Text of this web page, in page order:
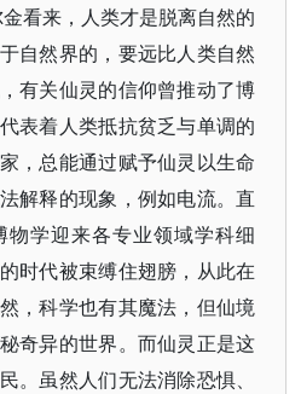
看来，人类才是脱离自然的
自然界的，要远比人类自然
有关仙灵的信仰曾推动了博
表着人类抵抗贫乏与单调的
，总能通过赋予仙灵以生命
解释的现象，例如电流。直
学迎来各专业领域学科细
时代被束缚住翅膀，从此在
，科学也有其魔法，但仙境
奇异的世界。而仙灵正是这
。虽然人们无法消除恐惧、